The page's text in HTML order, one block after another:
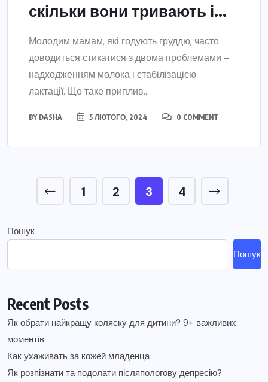
скільки вони тривають і...
Молодим мамам, які годують груддю, часто
доводиться стикатися з двома проблемами –
надходженням молока і стабілізацією
лактації. Що таке приплив...
BY DASHA 5 ЛЮТОГО, 2024 0 COMMENT
1 2 3 4
Пошук
Пошук
Recent Posts
Як обрати найкращу коляску для дитини? 9+ важливих
моментів
Как ухаживать за кожей младенца
Як розпізнати та подолати післяпологову депресію?